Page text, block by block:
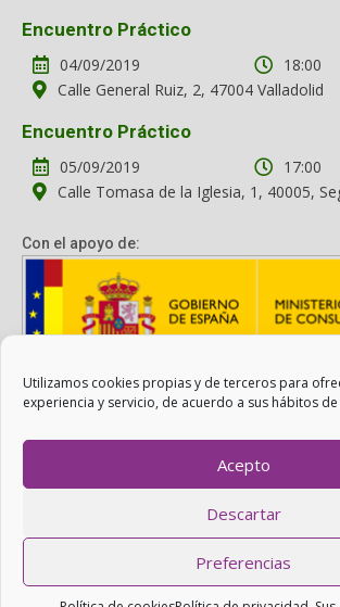
Utilizamos cookies propias y de terceros para
experiencia y servicio, de acuerdo a sus hábitos
Acepto
Descartar
Preferencias
Encuentro Práctico
04/09/2019
18:00
Calle General Ruiz, 2, 47004 Valladolid
Encuentro Práctico
05/09/2019
17:00
Calle Tomasa de la Iglesia, 1, 40005,
Con el apoyo de:
Con el apoyo del Ministerio de Consumo. Su contenido
responsabilidad exclusiva de la asociación.
Realizado conWordPresscon ayuda de